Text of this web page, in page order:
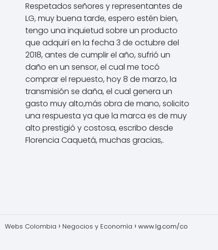
Respetados señores y representantes de
LG, muy buena tarde, espero estén bien,
tengo una inquietud sobre un producto
que adquirí en la fecha 3 de octubre del
2018, antes de cumplir el año, sufrió un
daño en un sensor, el cual me tocó
comprar el repuesto, hoy 8 de marzo, la
transmisión se daña, el cual genera un
gasto muy alto,más obra de mano, solicito
una respuesta ya que la marca es de muy
alto prestigió y costosa, escribo desde
Florencia Caquetá, muchas gracias,.
Webs Colombia Negocios y Economía www.lg.com/co